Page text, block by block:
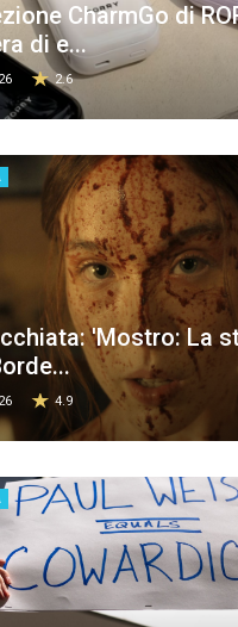
CharmGo di
di e...
2.6
'Mostro: La
4.9